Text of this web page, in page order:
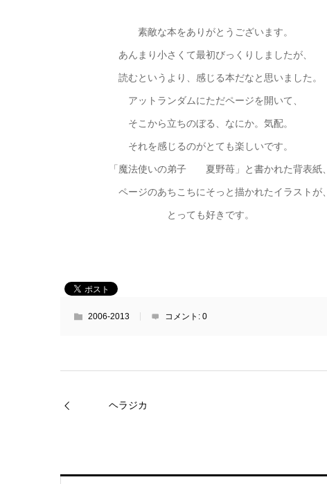
素敵な本をありがとうございます。
あんまり小さくて最初びっくりしましたが、
読むというより、感じる本だなと思いました。
アットランダムにただページを開いて、
そこから立ちのぼる、なにか。気配。
それを感じるのがとても楽しいです。
「魔法使いの弟子 夏野苺」と書かれた背表紙、
ページのあちこちにそっと描かれたイラストが、
とっても好きです。
2006-2013 コメント: 0
ヘラジカ